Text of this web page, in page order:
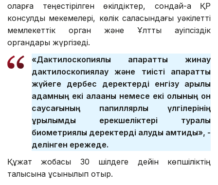
оларға теңестірілген өкілдіктер, сондай-ақ ҚР
консулдық мекемелері, көлік саласындағы уәкілетті
мемлекеттік орган және Ұлттық қауіпсіздік
органдары жүргізеді.
«Дактилоскопиялық ақпаратты жинау
дактилоскопиялау және тиісті ақпараттық
жүйеге дербес деректерді енгізу арқылы
адамның екі алақаны немесе екі қолының он
саусағының папиллярлық үлгілерінің
құрылымдық ерекшеліктері туралы
биометриялық деректерді алуды қамтиды», -
делінген ережеде.
Құжат жобасы 30 шілдеге дейін көпшіліктің
талқысына ұсынылып отыр.